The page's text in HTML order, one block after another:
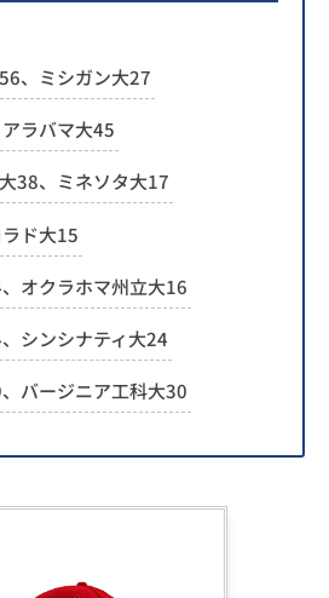
、ミシガン大27
ラバマ大45
38、ミネソタ大17
ド大15
オクラホマ州立大16
シンシナティ大24
バージニア工科大30